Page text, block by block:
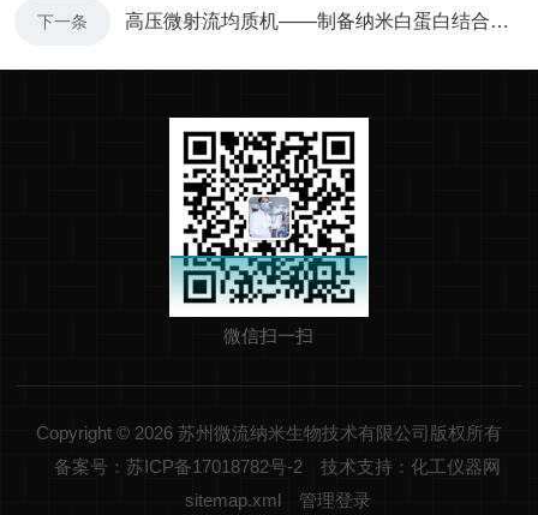
下一条 高压微射流均质机——制备纳米白蛋白结合药物的新一代高压均质技术
微信扫一扫
Copyright © 2026 苏州微流纳米生物技术有限公司版权所有
备案号：苏ICP备17018782号-2
技术支持：化工仪器网
sitemap.xml
管理登录